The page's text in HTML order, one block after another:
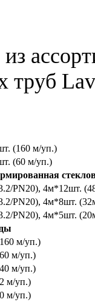
труб
(160 м/уп.)
(60 м/уп.)
PN20), 4м*12шт.
PN20), 4м*8шт.
PN20), 4м*5шт.
м/уп.)
м/уп.)
м/уп.)
м/уп.)
м/уп.)